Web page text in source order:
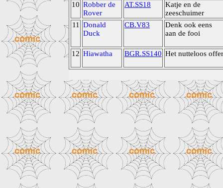
10 Robber de
Rover
AT.SS18
Katje en de
zeeschuimer
11
Donald
Duck
CB.V83
Denk ook eens
aan de fooi
12 Hiawatha BGR.SS140 Het nutteloos offer